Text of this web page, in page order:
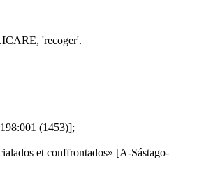
'recoger'.
(1453)];
et conffrontados» [A-Sástago-